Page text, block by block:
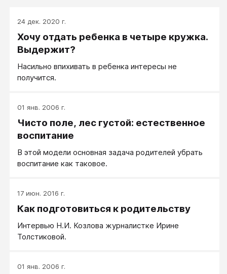
24 дек. 2020 г.
Хочу отдать ребенка в четыре кружка.
Выдержит?
Насильно впихивать в ребенка интересы не
получится.
01 янв. 2006 г.
Чисто поле, лес густой: естественное
воспитание
В этой модели основная задача родителей убрать
воспитание как таковое.
17 июн. 2016 г.
Как подготовиться к родительству
Интервью Н.И. Козлова журналистке Ирине
Толстиковой.
01 янв. 2006 г.